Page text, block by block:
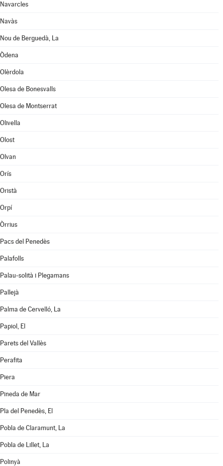
Navarcles
Navàs
Nou de Berguedà, La
Òdena
Olèrdola
Olesa de Bonesvalls
Olesa de Montserrat
Olivella
Olost
Olvan
Orís
Oristà
Orpí
Òrrius
Pacs del Penedès
Palafolls
Palau-solità i Plegamans
Pallejà
Palma de Cervelló, La
Papiol, El
Parets del Vallès
Perafita
Piera
Pineda de Mar
Pla del Penedès, El
Pobla de Claramunt, La
Pobla de Lillet, La
Polinyà